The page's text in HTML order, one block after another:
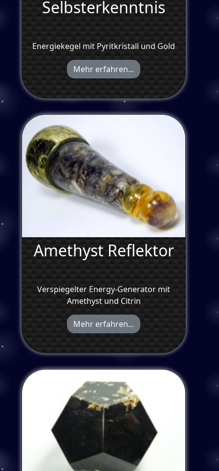
Selbsterkenntnis
Energiekegel mit Pyritkristall und Gold
Mehr erfahren...
Amethyst Reflektor
Verspiegelter Energy-Generator mit
Amethyst und Citrin
Mehr erfahren...